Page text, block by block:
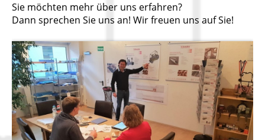
Sie möchten mehr über uns erfahren?
Dann sprechen Sie uns an! Wir freuen uns auf Sie!